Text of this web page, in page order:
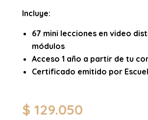
Incluye:
67 mini lecciones en video
módulos
Acceso 1 año a partir de tu
Certificado emitido por
$ 129.050